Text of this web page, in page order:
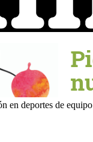
en deportes de equipo